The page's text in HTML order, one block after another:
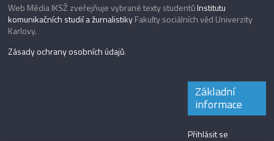
Web Média IKSŽ zveřejňuje vybrané texty studentůInstitutu
komunikačních studií a žurnalistikyFakulty sociálních věd Univerzity
Karlovy.
Zásady ochrany osobních údajů.
Základní
informace
Přihlásit se